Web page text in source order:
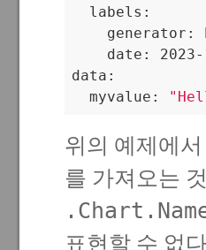
  labels:
generator:
date:
data:
  myvalue:
위의 예제에서
를 가져오는
표현할 수 없